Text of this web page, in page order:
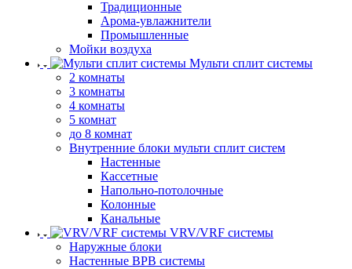
Традиционные
Арома-увлажнители
Промышленные
Мойки воздуха
Мульти сплит системы
2 комнаты
3 комнаты
4 комнаты
5 комнат
до 8 комнат
Внутренние блоки мульти сплит систем
Настенные
Кассетные
Напольно-потолочные
Колонные
Канальные
VRV/VRF системы
Наружные блоки
Настенные ВРВ системы